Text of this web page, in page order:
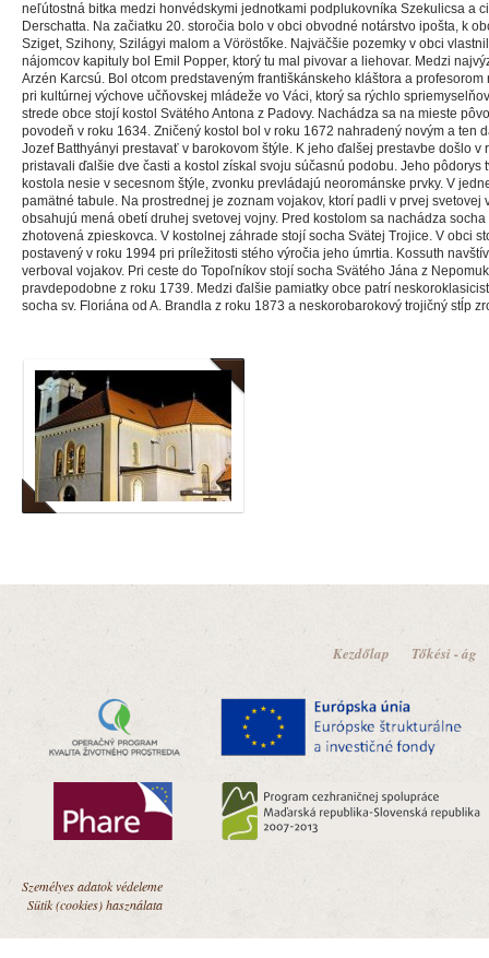
neľútostná bitka medzi honvédskymi jednotkami podplukovníka Szekulicsa a
Derschatta. Na začiatku 20. storočia bolo v obci obvodné notárstvo ipošta, k
Sziget, Szihony, Szilágyi malom a Vöröstőke. Najväčšie pozemky v obci
nájomcov kapituly bol Emil Popper, ktorý tu mal pivovar a liehovar. Medzi
Arzén Karcsú. Bol otcom predstaveným františkánskeho kláštora a
pri kultúrnej výchove učňovskej mládeže vo Váci, ktorý sa rýchlo
strede obce stojí kostol Svätého Antona z Padovy. Nachádza sa na mieste
povodeň v roku 1634. Zničený kostol bol v roku 1672 nahradený novým a ten
Jozef Batthyányi prestavať v barokovom štýle. K jeho ďalšej prestavbe došlo
pristavali ďalšie dve časti a kostol získal svoju súčasnú podobu. Jeho pôdorys
kostola nesie v secesnom štýle, zvonku prevládajú neorománske prvky. V
pamätné tabule. Na prostrednej je zoznam vojakov, ktorí padli v prvej
obsahujú mená obetí druhej svetovej vojny. Pred kostolom sa nachádza
zhotovená zpieskovca. V kostolnej záhrade stojí socha Svätej Trojice. V obci
postavený v roku 1994 pri príležitosti stého výročia jeho úmrtia. Kossuth
verboval vojakov. Pri ceste do Topoľníkov stojí socha Svätého Jána z
pravdepodobne z roku 1739. Medzi ďalšie pamiatky obce patrí
socha sv. Floriána od A. Brandla z roku 1873 a neskorobarokový trojičný stĺp
Kezdőlap Tőkési - ág
Személyes adatok védeleme
Sütik (cookies) használata